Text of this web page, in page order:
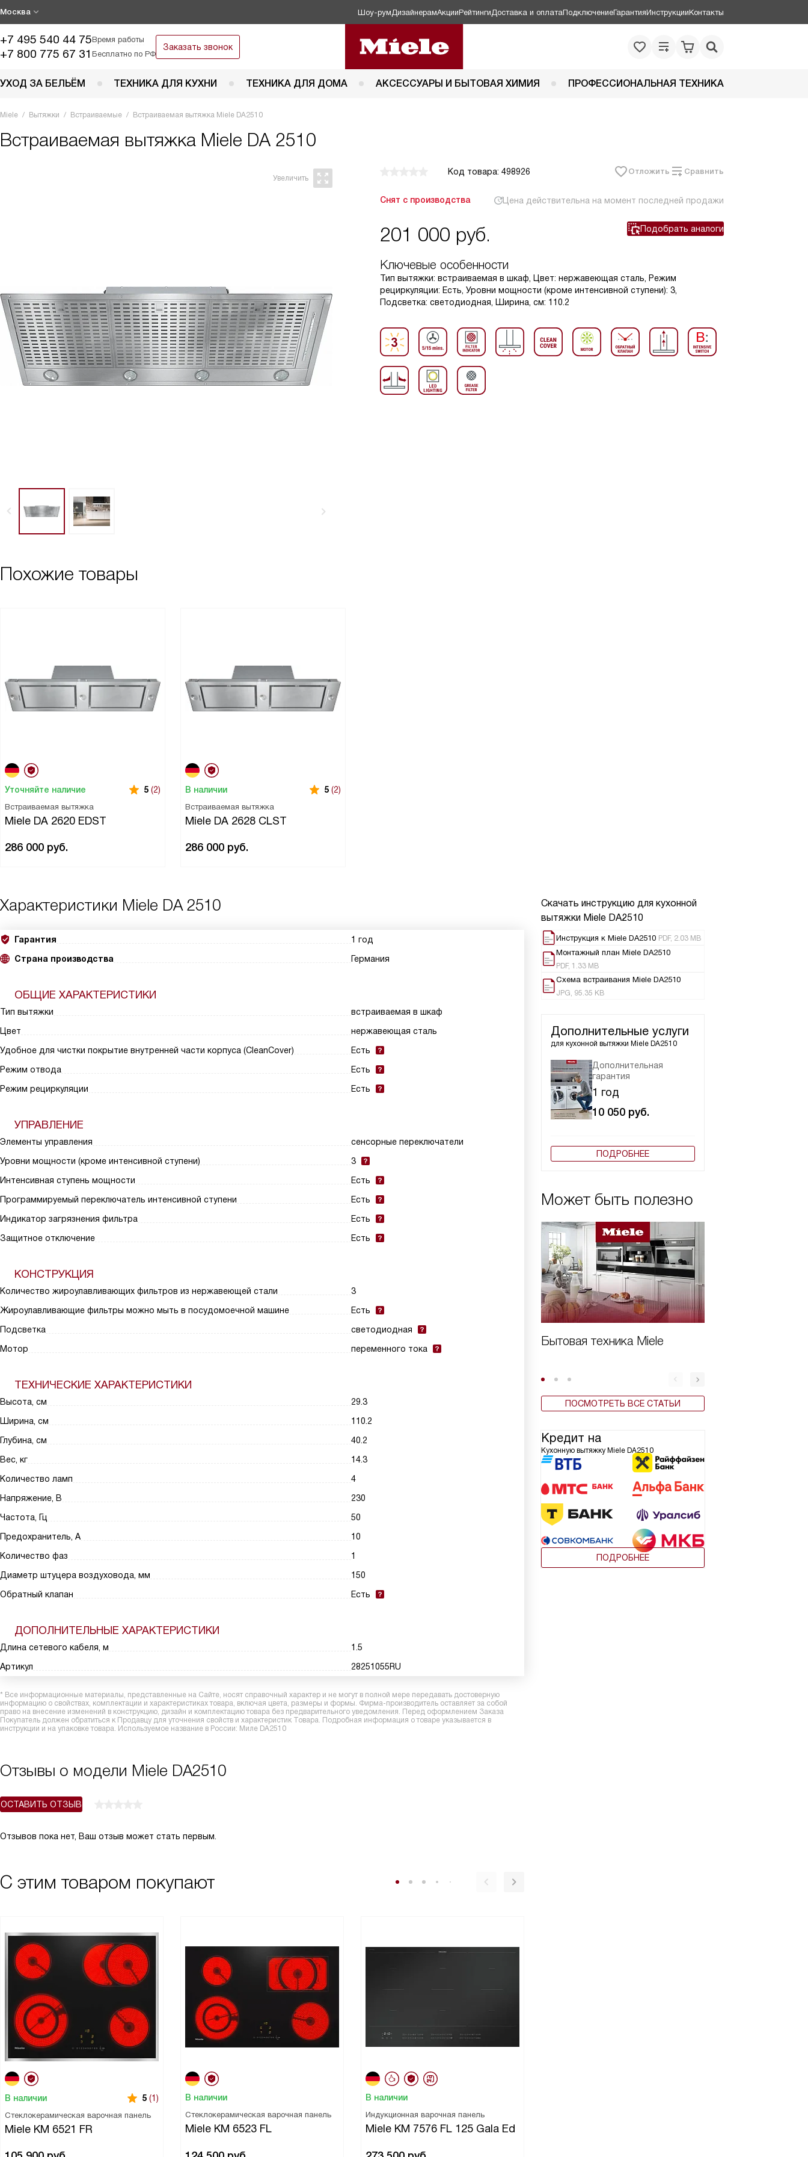
Москва Шоу-рум ДизайнерамАкцииРейтинги Доставка и оплатаПодключениеГарантияИнструкцииКонтакты
+7 495 540 44 75Время работы
+7 800 775 67 31 Бесплатно по РФ
Заказать звонок
УХОД ЗА БЕЛЬЁМ ТЕХНИКА ДЛЯ КУХНИ ТЕХНИКА ДЛЯ ДОМА АКСЕССУАРЫ И БЫТОВАЯ ХИМИЯ ПРОФЕССИОНАЛЬНАЯ ТЕХНИКА
Miele Вытяжки Встраиваемые Встраиваемая вытяжка Miele DA2510
Встраиваемая вытяжка Miele DA 2510
Код товара: 498926 Отложить Сравнить
Снят с производства Цена действительна на момент последней продажи
201 000 руб. Подобрать аналоги
Ключевые особенности
Тип вытяжки: встраиваемая в шкаф, Цвет: нержавеющая сталь, Режим
рециркуляции: Есть, Уровни мощности (кроме интенсивной ступени): 3,
Подсветка: светодиодная, Ширина, см: 110.2
Похожие товары
Уточняйте наличие 5 (2)
Встраиваемая вытяжка
Miele DA 2620 EDST
286 000 руб.
В наличии 5 (2)
Встраиваемая вытяжка
Miele DA 2628 CLST
286 000 руб.
Скачать инструкцию для кухонной
вытяжки Miele DA2510
Инструкция к Miele DA2510 PDF, 2.03 MB
Монтажный план Miele DA2510
PDF, 1.33 MB
Схема встраивания Miele DA2510
JPG, 95.35 KB
Дополнительные услуги
для кухонной вытяжки Miele DA2510
Дополнительная
гарантия
1 год
10 050 руб.
ПОДРОБНЕЕ
Может быть полезно
Бытовая техника Miele
ПОСМОТРЕТЬ ВСЕ СТАТЬИ
Кредит на
Кухонную вытяжку Miele DA2510
ПОДРОБНЕЕ
Характеристики Miele DA 2510
Гарантия
1 год
Страна производства
Германия
ОБЩИЕ ХАРАКТЕРИСТИКИ
Тип вытяжки
встраиваемая в шкаф
Цвет
нержавеющая сталь
Удобное для чистки покрытие внутренней части корпуса (CleanCover)
Есть
Режим отвода
Есть
Режим рециркуляции
Есть
УПРАВЛЕНИЕ
Элементы управления
сенсорные переключатели
Уровни мощности (кроме интенсивной ступени)
3
Интенсивная ступень мощности
Есть
Программируемый переключатель интенсивной ступени
Есть
Индикатор загрязнения фильтра
Есть
Защитное отключение
Есть
КОНСТРУКЦИЯ
Количество жироулавливающих фильтров из нержавеющей стали
3
Жироулавливающие фильтры можно мыть в посудомоечной машине
Есть
Подсветка
светодиодная
Мотор
переменного тока
ТЕХНИЧЕСКИЕ ХАРАКТЕРИСТИКИ
Высота, см
29.3
Ширина, см
110.2
Глубина, см
40.2
Вес, кг
14.3
Количество ламп
4
Напряжение, В
230
Частота, Гц
50
Предохранитель, А
10
Количество фаз
1
Диаметр штуцера воздуховода, мм
150
Обратный клапан
Есть
ДОПОЛНИТЕЛЬНЫЕ ХАРАКТЕРИСТИКИ
Длина сетевого кабеля, м
1.5
Артикул
28251055RU
* Все информационные материалы, представленные на Сайте, носят справочный характер и не могут в полной мере передавать достоверную
информацию о свойствах, комплектации и характеристиках товара, включая цвета, размеры и формы. Фирма-производитель оставляет за собой
право на внесение изменений в конструкцию, дизайн и комплектацию товара без предварительного уведомления. Перед оформлением Заказа
Покупатель должен обратиться к Продавцу для уточнения свойств и характеристик Товара. Подробная информация о товаре указывается в
инструкции и на упаковке товара. Используемое название в России: Миле DA2510
Отзывы о модели Miele DA2510
ОСТАВИТЬ ОТЗЫВ
Отзывов пока нет, Ваш отзыв может стать первым.
С этим товаром покупают
В наличии 5 (1)
Стеклокерамическая варочная панель
Miele KM 6521 FR
В наличии
Стеклокерамическая варочная панель
Miele KM 6523 FL
В наличии
Индукционная варочная панель
Miele KM 7576 FL 125 Gala Ed